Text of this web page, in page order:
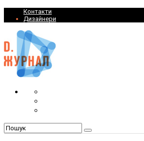
Контакти
Дизайнери